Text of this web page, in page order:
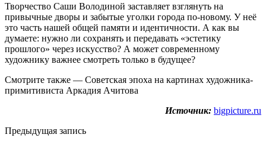
Творчество Саши Володиной заставляет взглянуть на
привычные дворы и забытые уголки города по-новому. У неё
это часть нашей общей памяти и идентичности. А как вы
думаете: нужно ли сохранять и передавать «эстетику
прошлого» через искусство? А может современному
художнику важнее смотреть только в будущее?
Смотрите также — Советская эпоха на картинах художника-
примитивиста Аркадия Ачитова
Источник: bigpicture.ru
Предыдущая запись